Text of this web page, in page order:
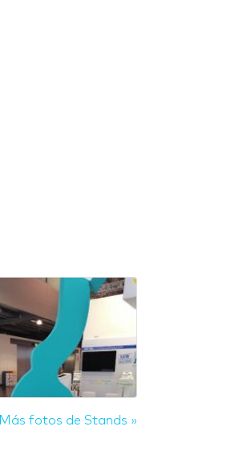
Más fotos de Stands »